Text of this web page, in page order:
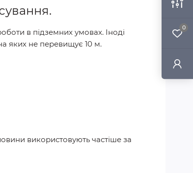
0
в підземних умовах. Іноді
яких не перевищує 10 м.
використовують частіше за